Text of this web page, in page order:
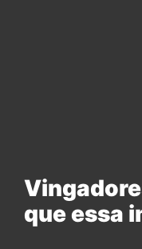
que essa